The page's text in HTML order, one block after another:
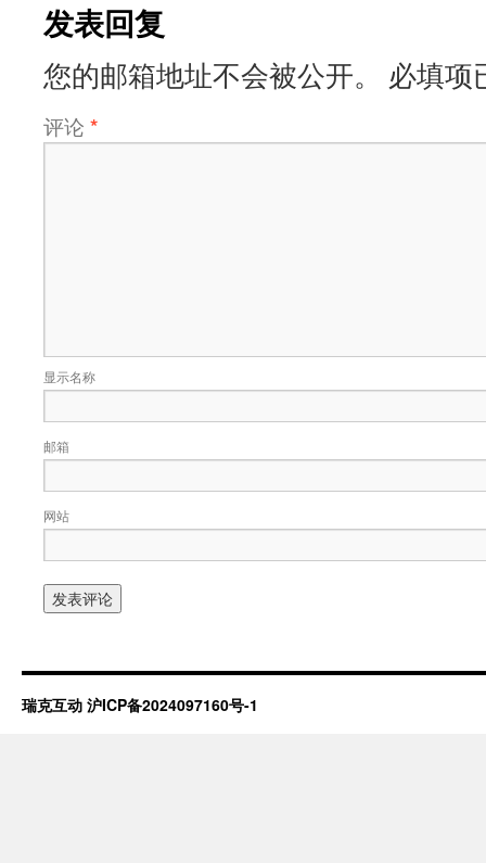
发表回复
您的邮箱地址不会被公开。 必填项
评论 *
显示名称
邮箱
网站
瑞克互动 沪ICP备2024097160号-1